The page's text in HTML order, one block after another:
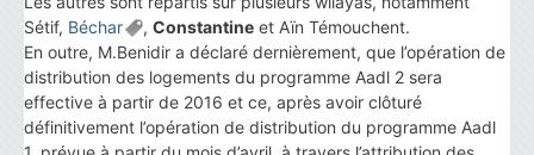
Sétif, Béchar , Constantine et Aïn Témouchent.
En outre, M.Benidir a déclaré dernièrement, que l’opération de
distribution des logements du programme Aadl 2 sera
effective à partir de 2016 et ce, après avoir clôturé
définitivement l’opération de distribution du programme Aadl